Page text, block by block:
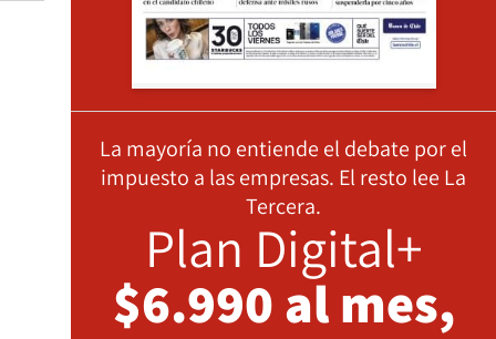
La mayoría no entiende el debate por el
impuesto a las empresas. El resto lee La
Tercera.
Plan Digital+
$6.990 al mes,